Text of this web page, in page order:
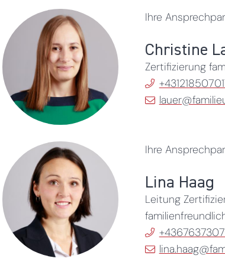
Ihre
Christine
Zertifizierung
Ihre
Lina Haag
Leitung